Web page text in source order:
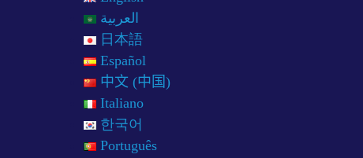
العربية
日本語
Español
中文 (中国)
Italiano
한국어
Português